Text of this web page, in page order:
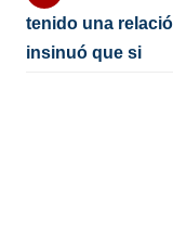
tenido una
insinuó que si